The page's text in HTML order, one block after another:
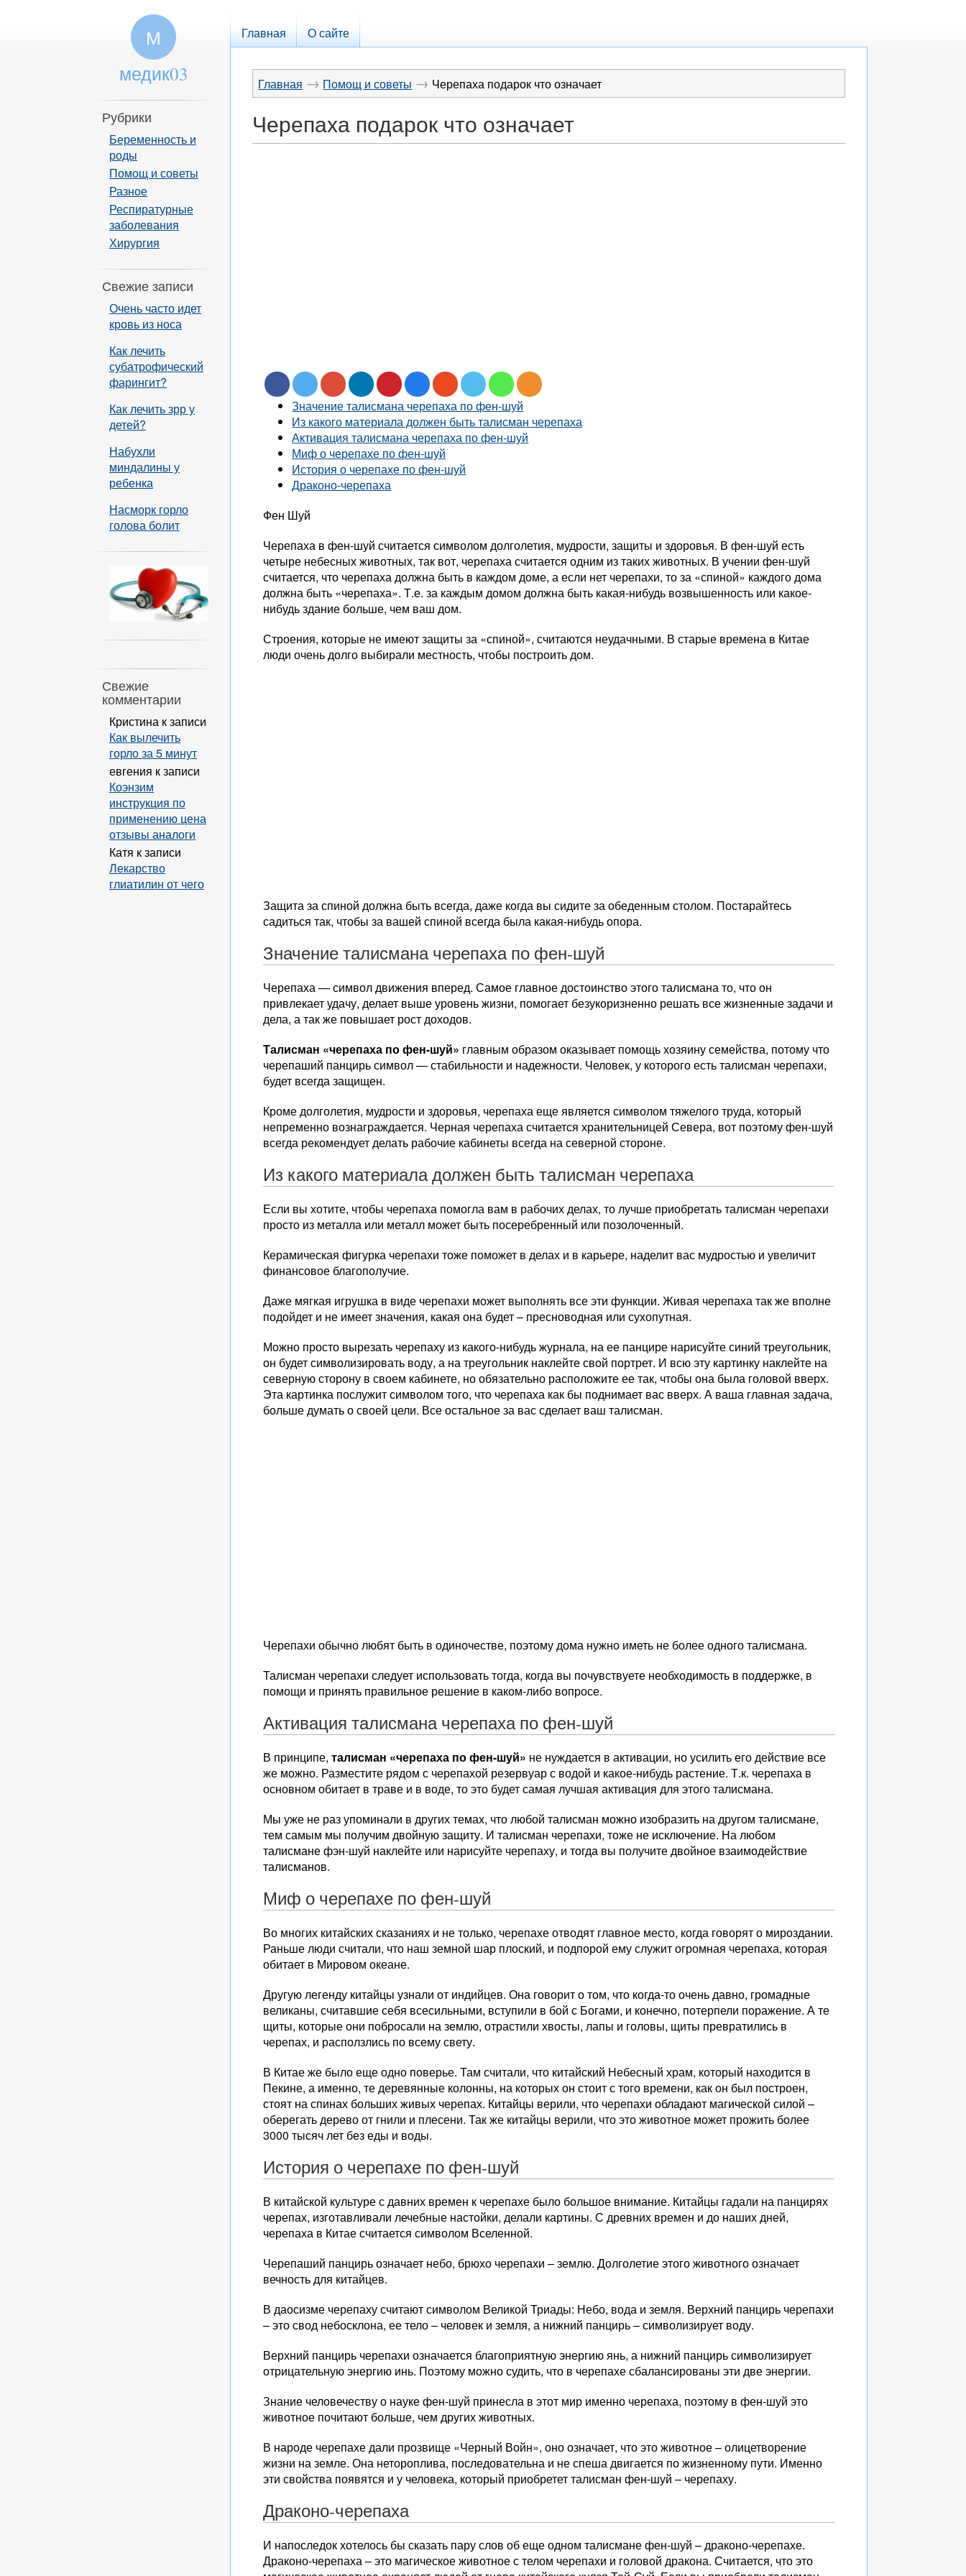
Главная О сайте
Главная → Помощ и советы → Черепаха подарок что означает
Черепаха подарок что означает
Значение талисмана черепаха по фен-шуй
Из какого материала должен быть талисман черепаха
Активация талисмана черепаха по фен-шуй
Миф о черепахе по фен-шуй
История о черепахе по фен-шуй
Драконо-черепаха
Фен Шуй
Черепаха в фен-шуй считается символом долголетия, мудрости, защиты и здоровья. В фен-шуй есть
четыре небесных животных, так вот, черепаха считается одним из таких животных. В учении фен-шуй
считается, что черепаха должна быть в каждом доме, а если нет черепахи, то за «спиной» каждого дома
должна быть «черепаха». Т.е. за каждым домом должна быть какая-нибудь возвышенность или какое-
нибудь здание больше, чем ваш дом.
Строения, которые не имеют защиты за «спиной», считаются неудачными. В старые времена в Китае
люди очень долго выбирали местность, чтобы построить дом.
Защита за спиной должна быть всегда, даже когда вы сидите за обеденным столом. Постарайтесь
садиться так, чтобы за вашей спиной всегда была какая-нибудь опора.
Значение талисмана черепаха по фен-шуй
Черепаха — символ движения вперед. Самое главное достоинство этого талисмана то, что он
привлекает удачу, делает выше уровень жизни, помогает безукоризненно решать все жизненные задачи и
дела, а так же повышает рост доходов.
Талисман «черепаха по фен-шуй» главным образом оказывает помощь хозяину семейства, потому что
черепаший панцирь символ — стабильности и надежности. Человек, у которого есть талисман черепахи,
будет всегда защищен.
Кроме долголетия, мудрости и здоровья, черепаха еще является символом тяжелого труда, который
непременно вознаграждается. Черная черепаха считается хранительницей Севера, вот поэтому фен-шуй
всегда рекомендует делать рабочие кабинеты всегда на северной стороне.
Из какого материала должен быть талисман черепаха
Если вы хотите, чтобы черепаха помогла вам в рабочих делах, то лучше приобретать талисман черепахи
просто из металла или металл может быть посеребренный или позолоченный.
Керамическая фигурка черепахи тоже поможет в делах и в карьере, наделит вас мудростью и увеличит
финансовое благополучие.
Даже мягкая игрушка в виде черепахи может выполнять все эти функции. Живая черепаха так же вполне
подойдет и не имеет значения, какая она будет – пресноводная или сухопутная.
Можно просто вырезать черепаху из какого-нибудь журнала, на ее панцире нарисуйте синий треугольник,
он будет символизировать воду, а на треугольник наклейте свой портрет. И всю эту картинку наклейте на
северную сторону в своем кабинете, но обязательно расположите ее так, чтобы она была головой вверх.
Эта картинка послужит символом того, что черепаха как бы поднимает вас вверх. А ваша главная задача,
больше думать о своей цели. Все остальное за вас сделает ваш талисман.
Черепахи обычно любят быть в одиночестве, поэтому дома нужно иметь не более одного талисмана.
Талисман черепахи следует использовать тогда, когда вы почувствуете необходимость в поддержке, в
помощи и принять правильное решение в каком-либо вопросе.
Активация талисмана черепаха по фен-шуй
В принципе,талисман «черепаха по фен-шуй» не нуждается в активации, но усилить его действие все
же можно. Разместите рядом с черепахой резервуар с водой и какое-нибудь растение. Т.к. черепаха в
основном обитает в траве и в воде, то это будет самая лучшая активация для этого талисмана.
Мы уже не раз упоминали в других темах, что любой талисман можно изобразить на другом талисмане,
тем самым мы получим двойную защиту. И талисман черепахи, тоже не исключение. На любом
талисмане фэн-шуй наклейте или нарисуйте черепаху, и тогда вы получите двойное взаимодействие
талисманов.
Миф о черепахе по фен-шуй
Во многих китайских сказаниях и не только, черепахе отводят главное место, когда говорят о мироздании.
Раньше люди считали, что наш земной шар плоский, и подпорой ему служит огромная черепаха, которая
обитает в Мировом океане.
Другую легенду китайцы узнали от индийцев. Она говорит о том, что когда-то очень давно, громадные
великаны, считавшие себя всесильными, вступили в бой с Богами, и конечно, потерпели поражение. А те
щиты, которые они побросали на землю, отрастили хвосты, лапы и головы, щиты превратились в
черепах, и расползлись по всему свету.
В Китае же было еще одно поверье. Там считали, что китайский Небесный храм, который находится в
Пекине, а именно, те деревянные колонны, на которых он стоит с того времени, как он был построен,
стоят на спинах больших живых черепах. Китайцы верили, что черепахи обладают магической силой –
оберегать дерево от гнили и плесени. Так же китайцы верили, что это животное может прожить более
3000 тысяч лет без еды и воды.
История о черепахе по фен-шуй
В китайской культуре с давних времен к черепахе было большое внимание. Китайцы гадали на панцирях
черепах, изготавливали лечебные настойки, делали картины. С древних времен и до наших дней,
черепаха в Китае считается символом Вселенной.
Черепаший панцирь означает небо, брюхо черепахи – землю. Долголетие этого животного означает
вечность для китайцев.
В даосизме черепаху считают символом Великой Триады: Небо, вода и земля. Верхний панцирь черепахи
– это свод небосклона, ее тело – человек и земля, а нижний панцирь – символизирует воду.
Верхний панцирь черепахи означается благоприятную энергию янь, а нижний панцирь символизирует
отрицательную энергию инь. Поэтому можно судить, что в черепахе сбалансированы эти две энергии.
Знание человечеству о науке фен-шуй принесла в этот мир именно черепаха, поэтому в фен-шуй это
животное почитают больше, чем других животных.
В народе черепахе дали прозвище «Черный Войн», оно означает, что это животное – олицетворение
жизни на земле. Она нетороплива, последовательна и не спеша двигается по жизненному пути. Именно
эти свойства появятся и у человека, который приобретет талисман фен-шуй – черепаху.
Драконо-черепаха
И напоследок хотелось бы сказать пару слов об еще одном талисмане фен-шуй – драконо-черепахе.
Драконо-черепаха – это магическое животное с телом черепахи и головой дракона. Считается, что это
М
медик03
Рубрики
Беременность и
роды
Помощ и советы
Разное
Респиратурные
заболевания
Хирургия
Свежие записи
Очень часто идет
кровь из носа
Как лечить
субатрофический
фарингит?
Как лечить зрр у
детей?
Набухли
миндалины у
ребенка
Насморк горло
голова болит
Свежие
комментарии
Кристина к записи
Как вылечить
горло за 5 минут
евгения к записи
Коэнзим
инструкция по
применению цена
отзывы аналоги
Катя к записи
Лекарство
глиатилин от чего